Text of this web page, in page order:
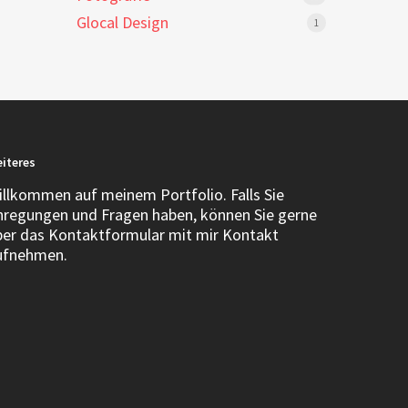
Glocal Design 1
auf meinem Portfolio. Falls Sie
und Fragen haben, können Sie gerne
das Kontaktformular mit mir Kontakt